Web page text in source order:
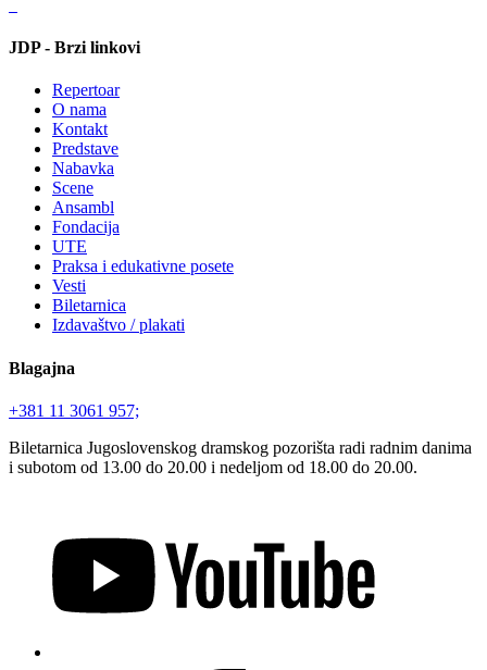
JDP - Brzi linkovi
Repertoar
O nama
Kontakt
Predstave
Nabavka
Scene
Ansambl
Fondacija
UTE
Praksa i edukativne posete
Vesti
Biletarnica
Izdavaštvo / plakati
Blagajna
+381 11 3061 957;
Biletarnica Jugoslovenskog dramskog pozorišta radi radnim danima
i subotom od 13.00 do 20.00 i nedeljom od 18.00 do 20.00.